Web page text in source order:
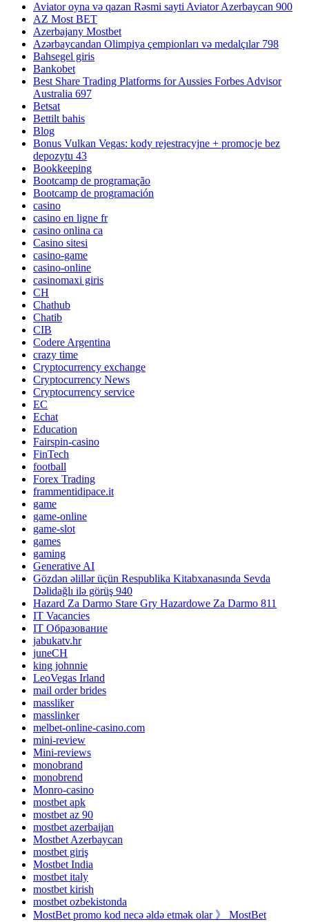
Aviator oyna və qazan Rəsmi sayti Aviator Azerbaycan 900
AZ Most BET
Azerbajany Mostbet
Azərbaycandan Olimpiya çempionları və medalçılar 798
Bahsegel giris
Bankobet
Best Share Trading Platforms for Aussies Forbes Advisor
Australia 697
Betsat
Bettilt bahis
Blog
Bonus Vulkan Vegas: kody rejestracyjne + promocje bez
depozytu 43
Bookkeeping
Bootcamp de programação
Bootcamp de programación
casino
casino en ligne fr
casino onlina ca
Casino sitesi
casino-game
casino-online
casinomaxi giris
CH
Chathub
Chatib
CIB
Codere Argentina
crazy time
Cryptocurrency exchange
Cryptocurrency News
Cryptocurrency service
EC
Echat
Education
Fairspin-casino
FinTech
football
Forex Trading
frammentidipace.it
game
game-online
game-slot
games
gaming
Generative AI
Gözdən əlillər üçün Respublika Kitabxanasında Sevda
Dəlidağlı ilə görüş 940
Hazard Za Darmo Stare Gry Hazardowe Za Darmo 811
IT Vacancies
IT Образование
jabukatv.hr
juneCH
king johnnie
LeoVegas Irland
mail order brides
massliker
masslinker
melbet-online-casino.com
mini-review
Mini-reviews
monobrand
monobrend
Monro-casino
mostbet apk
mostbet az 90
mostbet azerbaijan
Mostbet Azerbaycan
mostbet giriş
Mostbet India
mostbet italy
mostbet kirish
mostbet ozbekistonda
MostBet promo kod necə əldə etmək olar 》 MostBet